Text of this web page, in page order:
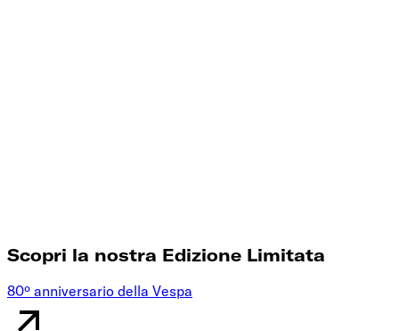
Scopri la nostra Edizione Limitata
80º anniversario della Vespa